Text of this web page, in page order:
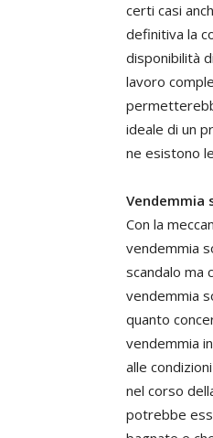
certi casi
definitiva la
disponibilità
lavoro
ideale di un
ne esistono
Con la
vendemmia
scandalo ma
vendemmia
quanto
vendemmia
alle
nel corso
potrebbe